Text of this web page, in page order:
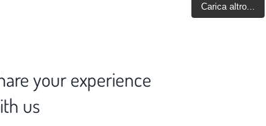
Carica altro...
your experience
us